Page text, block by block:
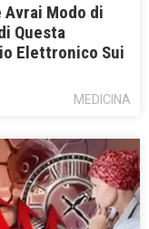
Avrai Modo di
Questa
Elettronico Sui
MEDICINA